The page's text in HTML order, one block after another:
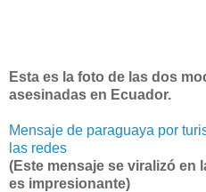
Esta es la foto de las dos
asesinadas en Ecuador.
Mensaje de paraguaya por
las redes
(Este mensaje se viralizó en
es impresionante)